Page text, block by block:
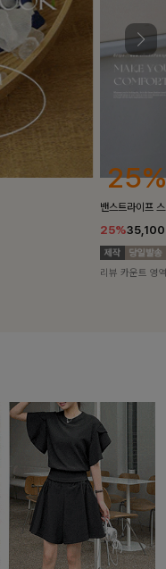
10%
[5천장돌파/
10%
리뷰 카운트 영